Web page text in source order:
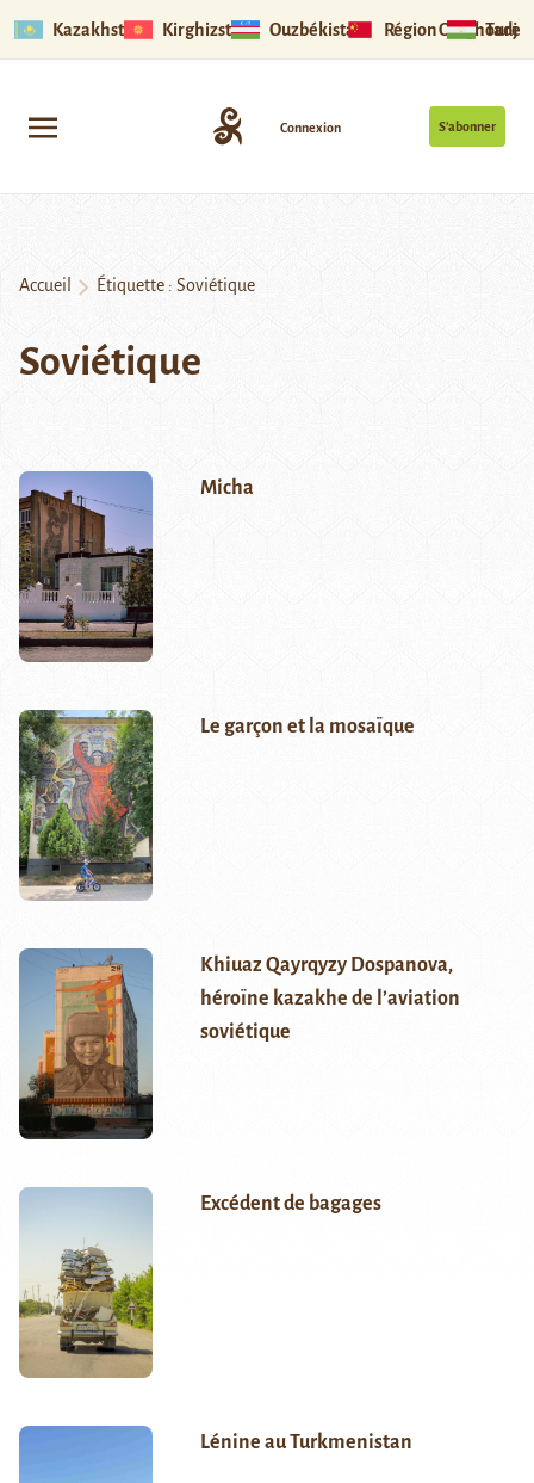
Kazakhstan Kirghizstan Ouzbékistan Région Ouïghoure
S’abonner
Connexion
Accueil Étiquette : Soviétique
Soviétique
Micha
Le garçon et la mosaïque
Khiuaz Qayrqyzy Dospanova,
héroïne kazakhe de l’aviation
soviétique
Excédent de bagages
Lénine au Turkmenistan